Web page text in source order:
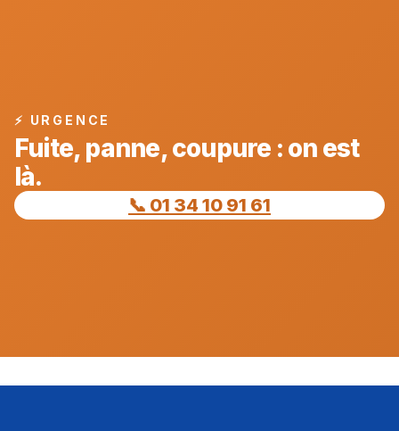
⚡ URGENCE
Fuite, panne, coupure : on est
là.
📞 01 34 10 91 61